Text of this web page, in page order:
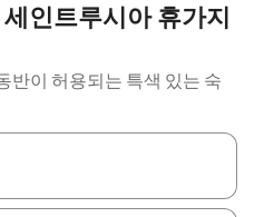
인트루시아 휴가지
반이 허용되는 특색 있는 숙
키를 사용하거나 터치 또는 스와이